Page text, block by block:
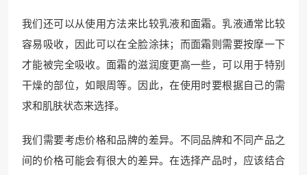
我们还可以从使用方法来比较乳液和面霜。乳液通常比较
容易吸收，因此可以在全脸涂抹；而面霜则需要按摩一下
才能被完全吸收。面霜的滋润度更高一些，可以用于特别
干燥的部位，如眼周等。因此，在使用时要根据自己的需
求和肌肤状态来选择。
我们需要考虑价格和品牌的差异。不同品牌和不同产品之
间的价格可能会有很大的差异。在选择产品时，应该结合